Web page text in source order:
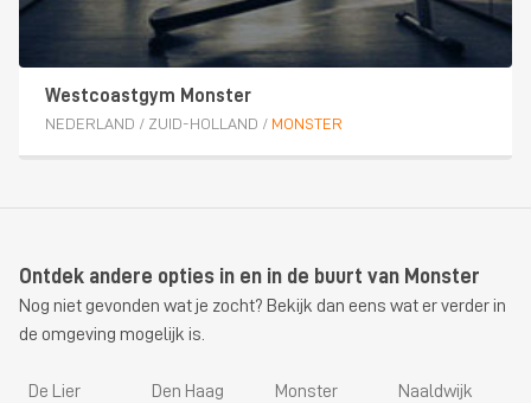
Westcoastgym Monster
NEDERLAND / ZUID-HOLLAND / MONSTER
Ontdek andere opties in en in de buurt van Monster
Nog niet gevonden wat je zocht? Bekijk dan eens wat er verder in
de omgeving mogelijk is.
De Lier Den Haag Monster Naaldwijk